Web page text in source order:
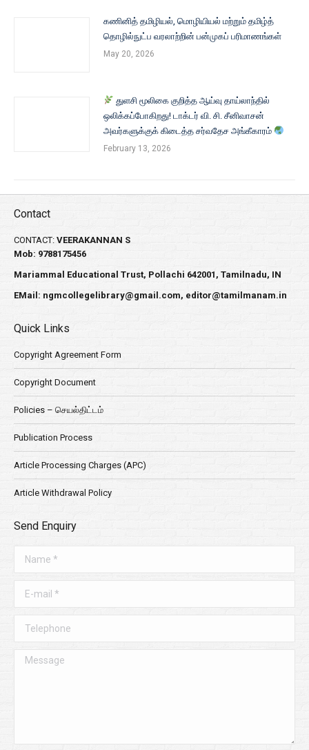
கணினித் தமிழியல், மொழியியல் மற்றும் தமிழ்த்
தொழில்நுட்ப வரலாற்றின் பன்முகப் பரிமாணங்கள்
May 20, 2026
துளசி மூலிகை குறித்த ஆய்வு தாய்லாந்தில்
ஒலிக்கப்போகிறது! டாக்டர் வி. சி. சீனிவாசன்
அவர்களுக்குக் கிடைத்த சர்வதேச அங்கீகாரம்
February 13, 2026
Contact
CONTACT: VEERAKANNAN S
Mob: 9788175456
Mariammal Educational Trust, Pollachi 642001, Tamilnadu, IN
EMail: ngmcollegelibrary@gmail.com, editor@tamilmanam.in
Quick Links
Copyright Agreement Form
Copyright Document
Policies – செயல்திட்டம்
Publication Process
Article Processing Charges (APC)
Article Withdrawal Policy
Send Enquiry
Message